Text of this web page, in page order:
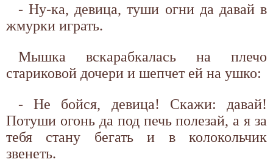
- Ну-ка, девица, туши огни да давай в
жмурки играть.
Мышка вскарабкалась на плечо
стариковой дочери и шепчет ей на ушко:
- Не бойся, девица! Скажи: давай!
Потуши огонь да под печь полезай, а я за
тебя стану бегать и в колокольчик
звенеть.